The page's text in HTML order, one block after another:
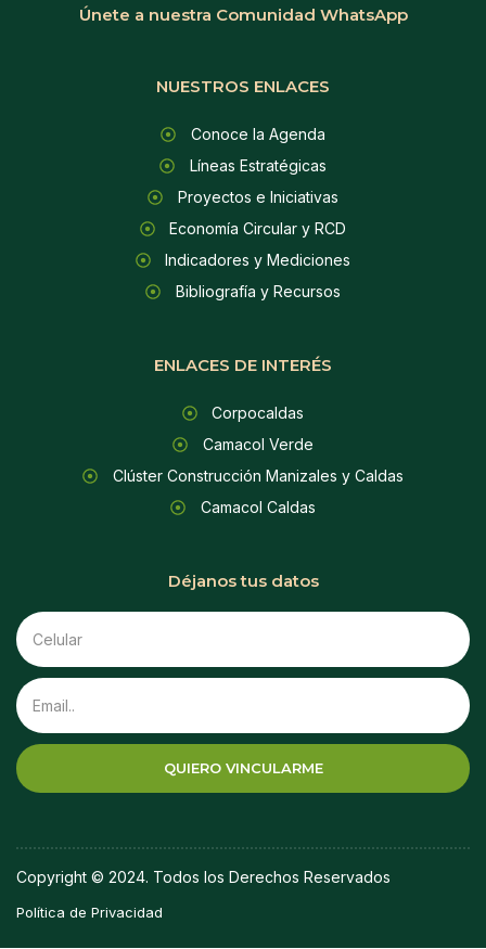
Únete a nuestra Comunidad WhatsApp
NUESTROS ENLACES
Conoce la Agenda
Líneas Estratégicas
Proyectos e Iniciativas
Economía Circular y RCD
Indicadores y Mediciones
Bibliografía y Recursos
ENLACES DE INTERÉS
Corpocaldas
Camacol Verde
Clúster Construcción Manizales y Caldas
Camacol Caldas
Déjanos tus datos
QUIERO VINCULARME
Copyright © 2024. Todos los Derechos Reservados
Política de Privacidad